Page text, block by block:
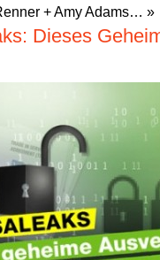
+ Amy Adams… »
Dieses